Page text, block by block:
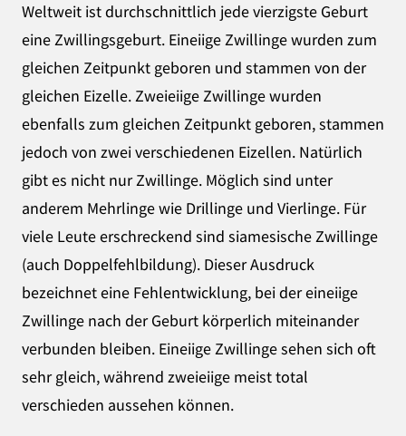
Weltweit ist durchschnittlich jede vierzigste Geburt
eine Zwillingsgeburt. Eineiige Zwillinge wurden zum
gleichen Zeitpunkt geboren und stammen von der
gleichen Eizelle. Zweieiige Zwillinge wurden
ebenfalls zum gleichen Zeitpunkt geboren, stammen
jedoch von zwei verschiedenen Eizellen. Natürlich
gibt es nicht nur Zwillinge. Möglich sind unter
anderem Mehrlinge wie Drillinge und Vierlinge. Für
viele Leute erschreckend sind siamesische Zwillinge
(auch Doppelfehlbildung). Dieser Ausdruck
bezeichnet eine Fehlentwicklung, bei der eineiige
Zwillinge nach der Geburt körperlich miteinander
verbunden bleiben. Eineiige Zwillinge sehen sich oft
sehr gleich, während zweieiige meist total
verschieden aussehen können.